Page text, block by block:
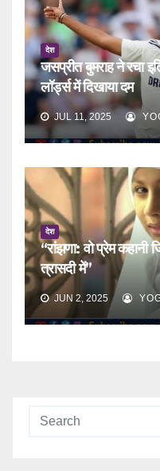
देश
जसप्रीत बुमराह ने रचा
लॉर्ड्स में दिखाया दम
JUL 11, 2025
देश
“रांझणा: वो प्रेम
त्रासदी में”
JUN 2, 2025